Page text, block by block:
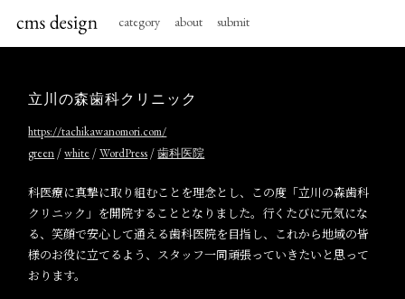
category about submit
立川の森歯科クリニック
https://tachikawanomori.com/
green /white /WordPress /歯科医院
科医療に真摯に取り組むことを理念とし、この度「立川の森歯科
クリニック」を開院することとなりました。行くたびに元気にな
る、笑顔で安心して通える歯科医院を目指し、これから地域の皆
様のお役に立てるよう、スタッフ一同頑張っていきたいと思って
おります。